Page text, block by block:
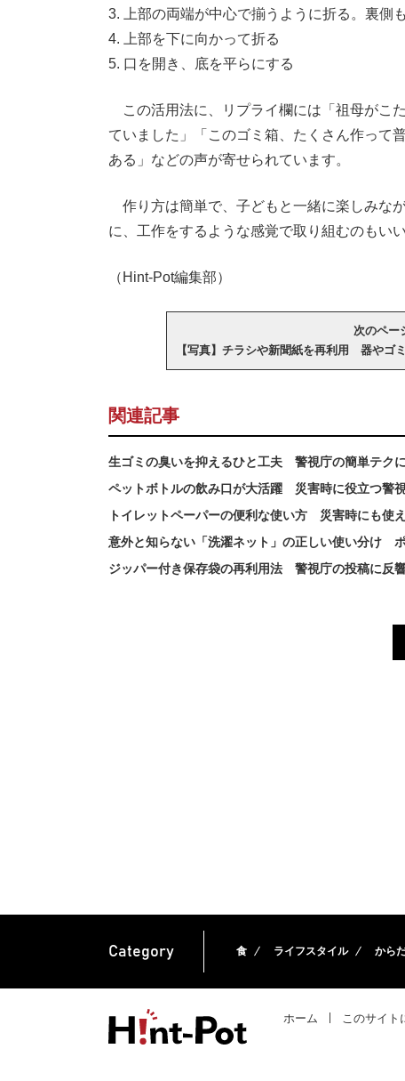
3. 上部の両端が中心で揃うように折る。裏側
4. 上部を下に向かって折る
5. 口を開き、底を平らにする
この活用法に、リプライ欄には「祖母がこ
ていました」「このゴミ箱、たくさん作って
ある」などの声が寄せられています。
作り方は簡単で、子どもと一緒に楽しみな
に、工作をするような感覚で取り組むのもい
（Hint-Pot編集部）
次のペー
【写真】チラシや新聞紙を再利用 器やゴ
関連記事
生ゴミの臭いを抑えるひと工夫 警視庁の簡単テク
ペットボトルの飲み口が大活躍 災害時に役立つ警
トイレットペーパーの便利な使い方 災害時にも使
意外と知らない「洗濯ネット」の正しい使い分け
ジッパー付き保存袋の再利用法 警視庁の投稿に反
Category 食 ライフスタイル から
ホーム このサイト